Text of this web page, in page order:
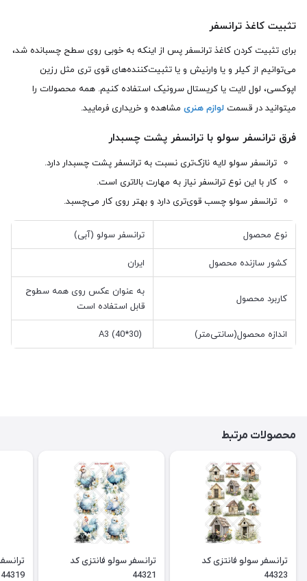
تثبیت کاغذ ترانسفر
برای تثبیت کردن کاغذ ترانسفر پس از اینکه به خوبی روی سطح چسبانده شد،
می‌توانیم از کیلر و یا وارنیش و یا تثبیت‌کننده‌های قوی تری مثل رزین
اپوکسی، لول لایت یا کریستال سرونیک استفاده کنیم. همه محصولات را
میتوانید در قسمت لوازم هنری مشاهده و خریداری فرمایید.
فرق ترانسفر سولو با ترانسفر پشت چسبدار
ترانسفر سولو لایه نازک‌تری نسبت به ترانسفر پشت چسبدار دارد.
کار با این نوع ترانسفر نیاز به مهارت بالاتری است.
ترانسفر سولو چسب قوی‌تری دارد و بهتر روی کار می‌چسبد.
نوع محصول ترانسفر سولو (آبی)
کشور سازنده محصول ایران
کاربرد محصول
به عنوان عکس روی همه سطوح
قابل استفاده است
اندازه محصول(سانتی‌متر)
محصولات مرتبط
ترانسفر سولو فانتزی کد
44323
ترانسفر سولو فانتزی کد
44321
44319